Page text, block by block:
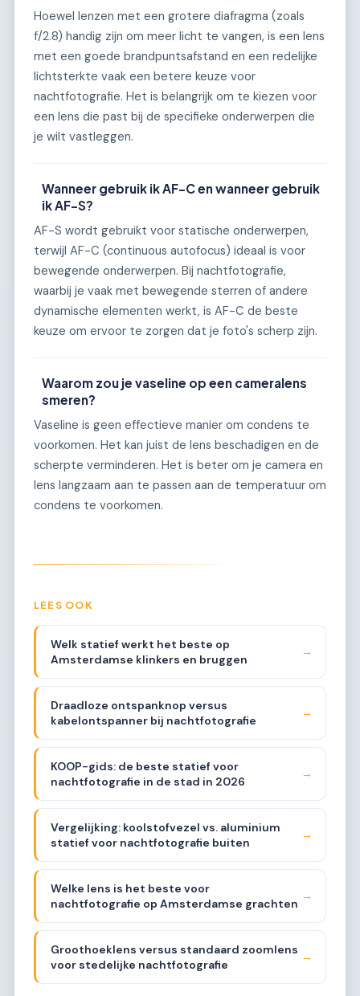
Hoewel lenzen met een grotere diafragma (zoals
f/2.8) handig zijn om meer licht te vangen, is een lens
met een goede brandpuntsafstand en een redelijke
lichtsterkte vaak een betere keuze voor
nachtfotografie. Het is belangrijk om te kiezen voor
een lens die past bij de specifieke onderwerpen die
je wilt vastleggen.
Wanneer gebruik ik AF-C en wanneer gebruik
ik AF-S?
AF-S wordt gebruikt voor statische onderwerpen,
terwijl AF-C (continuous autofocus) ideaal is voor
bewegende onderwerpen. Bij nachtfotografie,
waarbij je vaak met bewegende sterren of andere
dynamische elementen werkt, is AF-C de beste
keuze om ervoor te zorgen dat je foto's scherp zijn.
Waarom zou je vaseline op een cameralens
smeren?
Vaseline is geen effectieve manier om condens te
voorkomen. Het kan juist de lens beschadigen en de
scherpte verminderen. Het is beter om je camera en
lens langzaam aan te passen aan de temperatuur om
condens te voorkomen.
LEES OOK
Welk statief werkt het beste op
Amsterdamse klinkers en bruggen
→
Draadloze ontspanknop versus
kabelontspanner bij nachtfotografie
→
KOOP-gids: de beste statief voor
nachtfotografie in de stad in 2026
→
Vergelijking: koolstofvezel vs. aluminium
statief voor nachtfotografie buiten
→
Welke lens is het beste voor
nachtfotografie op Amsterdamse grachten
→
Groothoeklens versus standaard zoomlens
voor stedelijke nachtfotografie
→